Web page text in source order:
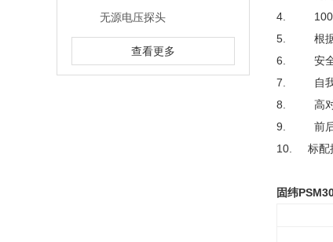
无源电压探头
查看更多
4. 100
5. 根据时
6. 安全设
7. 自我
8. 高对
9. 前后
10. 标配
固纬